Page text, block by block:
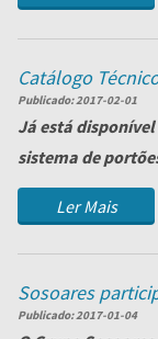
Catálogo
Publicado:2017-02-01
Já está
sistema de
Para qualquer
Ler Mais
Sosoares
Publicado:2017-01-04